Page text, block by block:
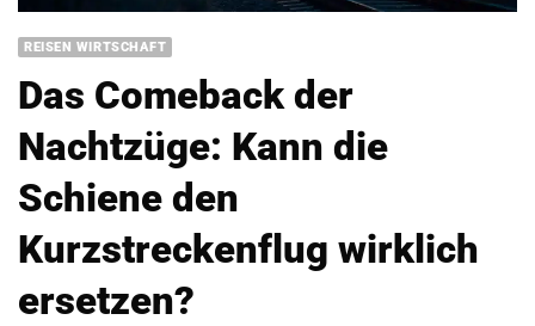
REISEN WIRTSCHAFT
Das Comeback der
Nachtzüge: Kann die
Schiene den
Kurzstreckenflug wirklich
ersetzen?